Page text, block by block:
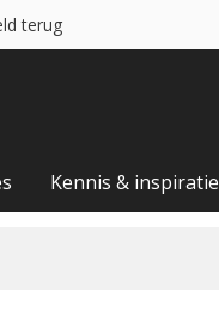
terug
Kennis & inspiratie